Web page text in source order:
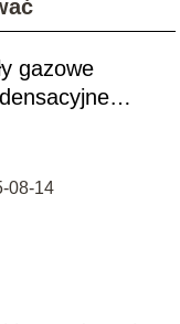
gazowe
08-14